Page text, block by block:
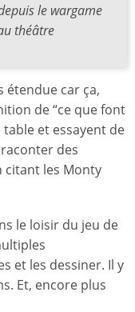
le wargame
théâtre
étendue car ça,
de “ce que font
table et essayent de
des
citant les Monty
le loisir du jeu de
et les dessiner. Il y
Et, encore plus